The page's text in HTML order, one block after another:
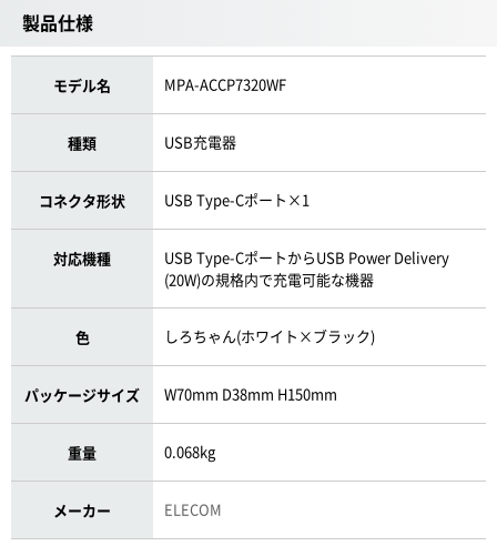
製品仕様
モデル名 MPA-ACCP7320WF
種類 USB充電器
コネクタ形状 USB Type-Cポート×1
対応機種
USB Type-CポートからUSB Power Delivery
(20W)の規格内で充電可能な機器
色 しろちゃん(ホワイト×ブラック)
パッケージサイズ W70mm D38mm H150mm
重量 0.068kg
メーカー ELECOM